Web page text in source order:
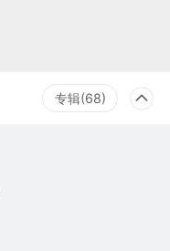
专辑(68)